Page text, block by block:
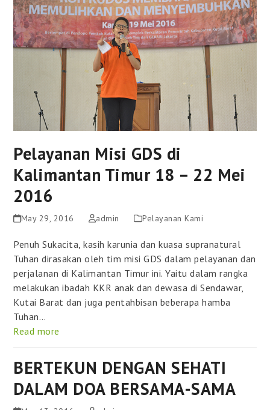
Pelayanan Misi GDS di
Kalimantan Timur 18 – 22 Mei
2016
May 29, 2016 admin Pelayanan Kami
Penuh Sukacita, kasih karunia dan kuasa supranatural
Tuhan dirasakan oleh tim misi GDS dalam pelayanan dan
perjalanan di Kalimantan Timur ini. Yaitu dalam rangka
melakukan ibadah KKR anak dan dewasa di Sendawar,
Kutai Barat dan juga pentahbisan beberapa hamba
Tuhan…
Read more
BERTEKUN DENGAN SEHATI
DALAM DOA BERSAMA-SAMA